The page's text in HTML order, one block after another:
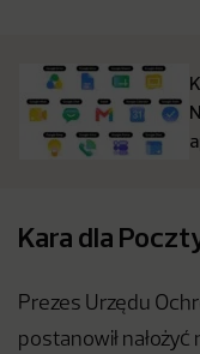
Kara dla
Prezes Urzędu
postanowił